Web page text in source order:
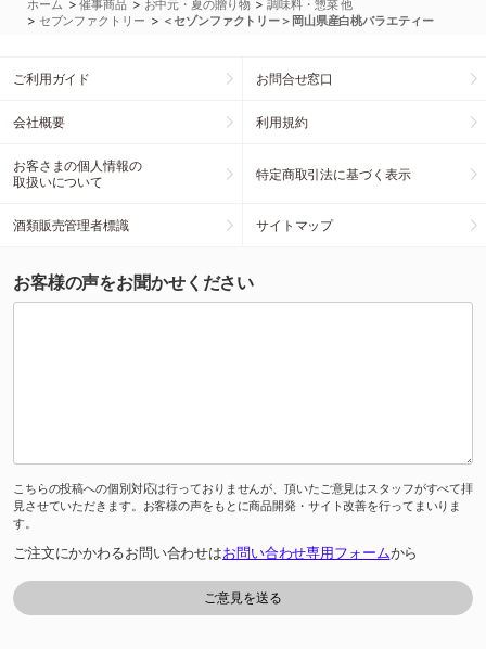
ホーム >催事商品 > お中元・夏の贈り物 >調味料・惣菜 他
> セブンファクトリー > ＜セゾンファクトリー＞岡山県産白桃バラエティー
ご利用ガイド お問合せ窓口
会社概要 利用規約
お客さまの個人情報の
取扱いについて
特定商取引法に基づく表示
酒類販売管理者標識 サイトマップ
お客様の声をお聞かせください
こちらの投稿への個別対応は行っておりませんが、頂いたご意見はスタッフがすべて拝
見させていただきます。お客様の声をもとに商品開発・サイト改善を行ってまいりま
す。
ご注文にかかわるお問い合わせはお問い合わせ専用フォームから